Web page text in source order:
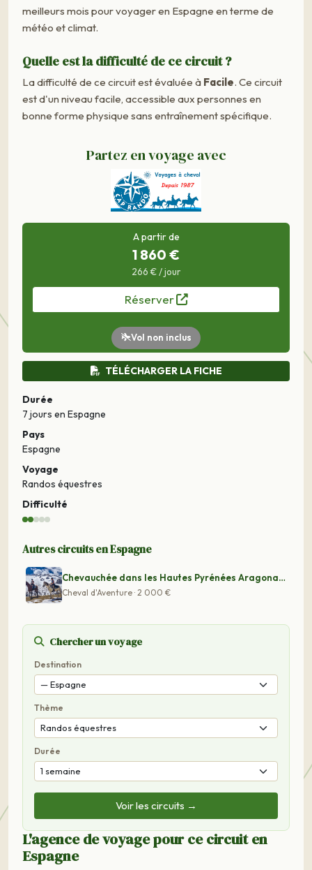
meilleurs mois pour voyager en Espagne en terme de
météo et climat.
Quelle est la difficulté de ce circuit ?
La difficulté de ce circuit est évaluée à Facile. Ce circuit
est d'un niveau facile, accessible aux personnes en
bonne forme physique sans entraînement spécifique.
Partez en voyage avec
A partir de
1 860 €
266 € / jour
Réserver
Vol non inclus
TÉLÉCHARGER LA FICHE
Durée
7 jours en Espagne
Pays
Espagne
Voyage
Randos équestres
Difficulté
Autres circuits en Espagne
Chevauchée dans les Hautes Pyrénées Aragonaises
Cheval d'Aventure · 2 000 €
Chercher un voyage
Destination
Thème
Durée
Voir les circuits →
L'agence de voyage pour ce circuit en
Espagne